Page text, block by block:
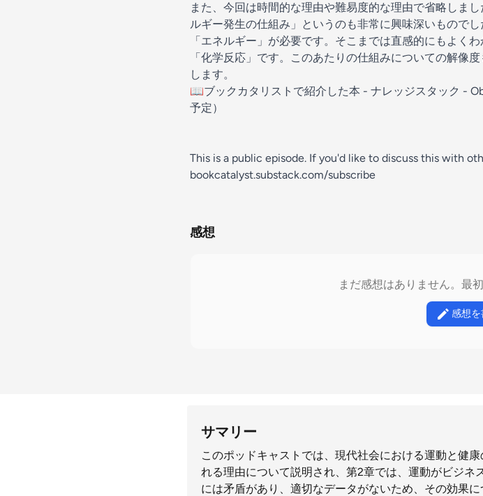
また、今回は時間的な理由や難易度的な理由で省略しま
ルギー発生の仕組み」というのも非常に興味深いもので
「エネルギー」が必要です。そこまでは直感的にもよく
「化学反応」です。このあたりの仕組みについての解像
します。
📖ブックカタリストで紹介した本 - ナレッジスタック -
予定）
This is a public episode. If you'd like to discuss this with
bookcatalyst.substack.com/subscribe
感想
まだ感想はありません。最
感想を
サマリー
このポッドキャストでは、現代社会における運動と健
れる理由について説明され、第2章では、運動がビジ
には矛盾があり、適切なデータがないため、その効果